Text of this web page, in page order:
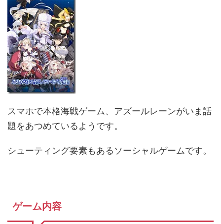
スマホで本格海戦ゲーム、アズールレーンがいま話
題をあつめているようです。
シューティング要素もあるソーシャルゲームです。
ゲーム内容